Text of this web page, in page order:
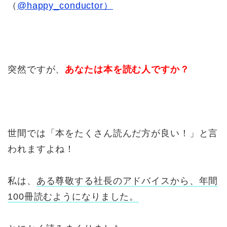
（ @happy_conductor）
突然ですが、 あなたは本を読む人ですか？
世間では「本をたくさん読んだ方が良い！」と言
われますよね！
私は、 ある尊敬する社長のアドバイスから、年間
100冊読むようになりました。